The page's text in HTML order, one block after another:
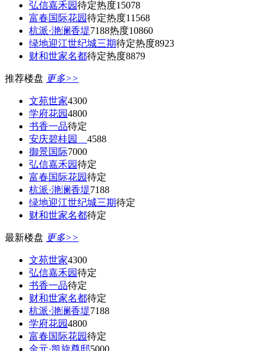
弘信嘉禾园待定热度15078
富春国际花园待定热度11568
杭派·滟澜香堤7188热度10860
绿地迎江世纪城三期待定热度8923
财和世家名都待定热度8879
推荐楼盘 更多>>
文苑世家4300
学府花园4800
书香一品待定
安庆碧桂园 4588
御景国际7000
弘信嘉禾园待定
富春国际花园待定
杭派·滟澜香堤7188
绿地迎江世纪城三期待定
财和世家名都待定
最新楼盘 更多>>
文苑世家4300
弘信嘉禾园待定
书香一品待定
财和世家名都待定
杭派·滟澜香堤7188
学府花园4800
富春国际花园待定
金元·凯旋尊邸5000